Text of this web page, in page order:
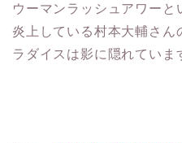
ウーマンラッシュアワー
炎上している村本大輔さん
ラダイスは影に隠れていま